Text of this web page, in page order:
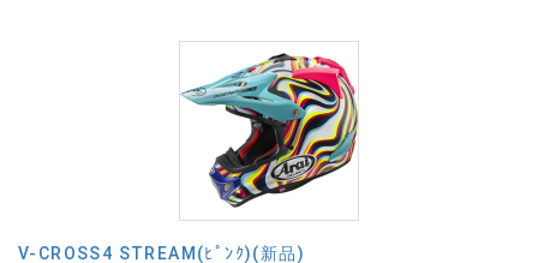
V-CROSS4 STREAM(ﾋﾟﾝｸ)(新品)